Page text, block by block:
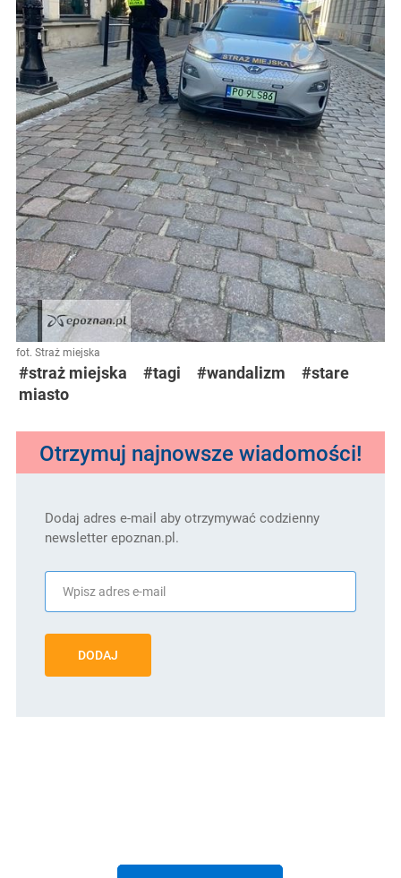
fot. Straż miejska
#straż miejska #tagi #wandalizm
#stare
miasto
Otrzymuj najnowsze wiadomości!
Dodaj adres e-mail aby otrzymywać codzienny
newsletter epoznan.pl.
DODAJ